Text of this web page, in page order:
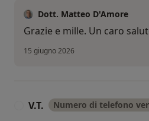
Dott. Matteo D'Amore
Grazie e mille. Un caro
15 giugno 2026
V.T. Numero di telefono